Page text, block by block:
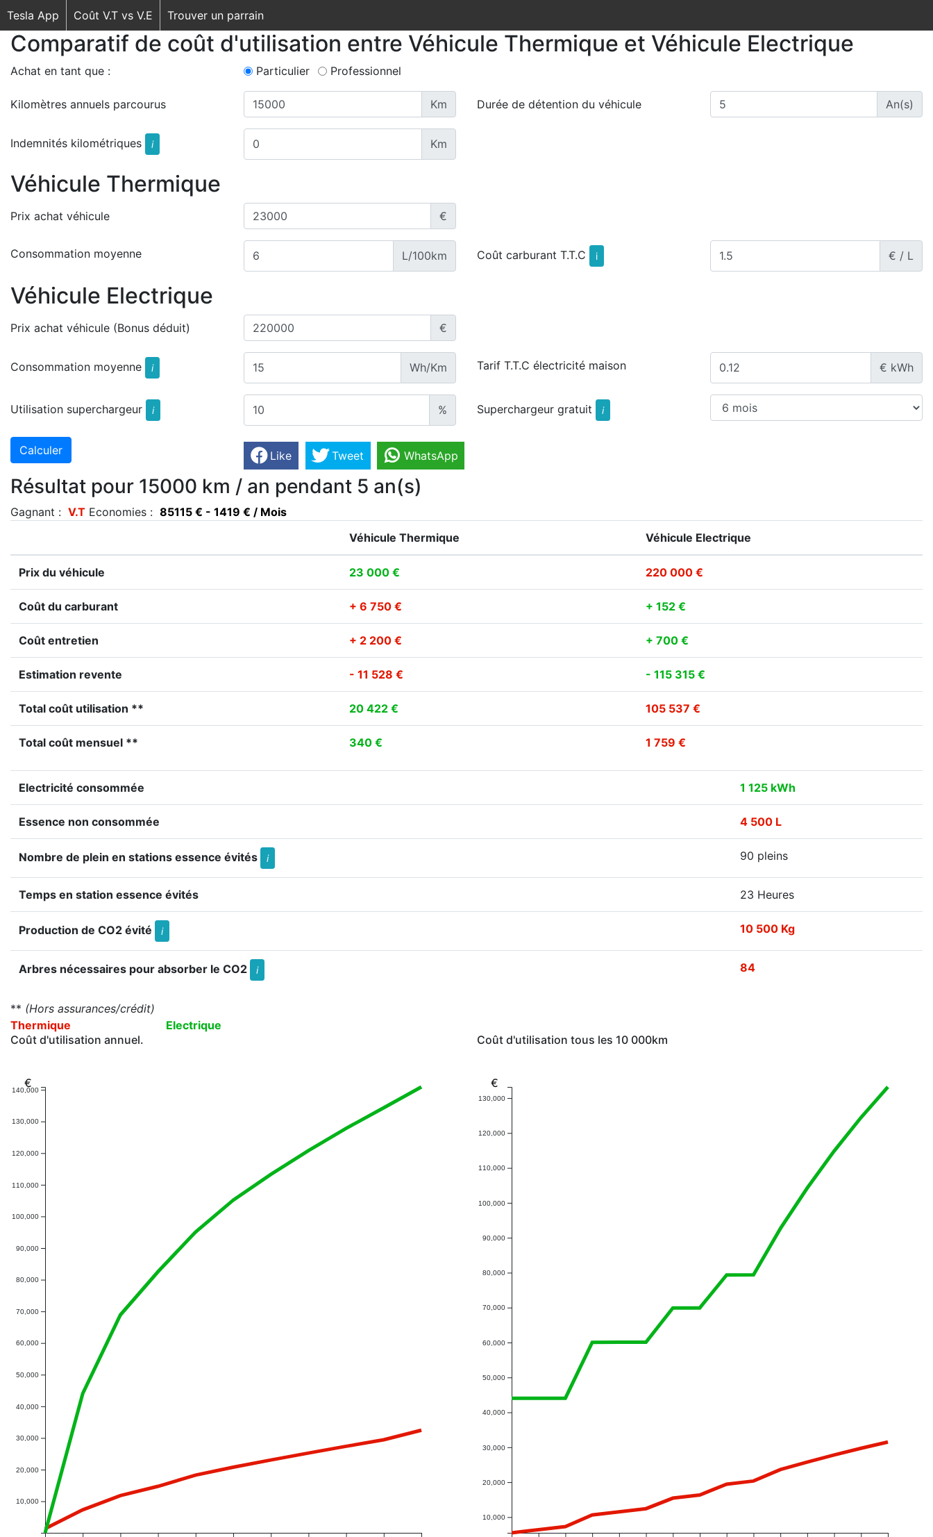
Tesla App Coût V.T vs V.E Trouver un parrain
Comparatif de coût d'utilisation entre Véhicule Thermique et Véhicule Electrique
Achat en tant que : Particulier Professionnel
Kilomètres annuels parcourus Km Durée de détention du véhicule An(s)
Indemnités kilométriques i Km
Véhicule Thermique
Prix achat véhicule €
Consommation moyenne L/100km Coût carburant T.T.C i € / L
Véhicule Electrique
Prix achat véhicule (Bonus déduit) €
Consommation moyenne i Wh/Km Tarif T.T.C électricité maison € kWh
Utilisation superchargeur i % Superchargeur gratuit i
Like Tweet WhatsApp
Résultat pour 15000 km / an pendant 5 an(s)
Gagnant : V.T Economies : 85115 € - 1419 € / Mois
Véhicule Thermique
Véhicule Electrique
Prix du véhicule 23 000 € 220 000 €
Coût du carburant + 6 750 € + 152 €
Coût entretien + 2 200 € + 700 €
Estimation revente - 11 528 € - 115 315 €
Total coût utilisation ** 20 422 € 105 537 €
Total coût mensuel ** 340 € 1 759 €
Electricité consommée 1 125 kWh
Essence non consommée 4 500 L
Nombre de plein en stations essence évités i 90 pleins
Temps en station essence évités 23 Heures
Production de CO2 évité i 10 500 Kg
Arbres nécessaires pour absorber le CO2 i 84
** (Hors assurances/crédit)
Thermique
Electrique
Coût d'utilisation annuel.
10,000
20,000
30,000
40,000
50,000
60,000
70,000
80,000
90,000
100,000
110,000
120,000
130,000
140,000
€
Coût d'utilisation tous les 10 000km
10,000
20,000
30,000
40,000
50,000
60,000
70,000
80,000
90,000
100,000
110,000
120,000
130,000
€